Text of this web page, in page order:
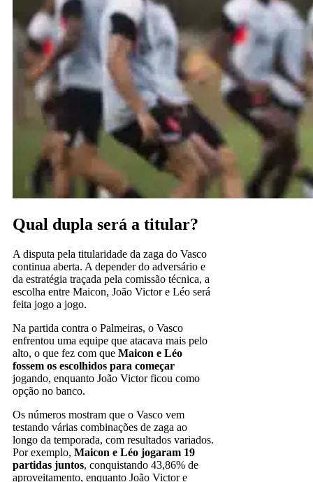
Qual dupla será a titular?
A disputa pela titularidade da zaga do Vasco
continua aberta. A depender do adversário e
da estratégia traçada pela comissão técnica, a
escolha entre Maicon, João Victor e Léo será
feita jogo a jogo.
Na partida contra o Palmeiras, o Vasco
enfrentou uma equipe que atacava mais pelo
alto, o que fez com que Maicon e Léo
fossem os escolhidos para começar
jogando, enquanto João Victor ficou como
opção no banco.
Os números mostram que o Vasco vem
testando várias combinações de zaga ao
longo da temporada, com resultados variados.
Por exemplo, Maicon e Léo jogaram 19
partidas juntos, conquistando 43,86% de
aproveitamento, enquanto João Victor e